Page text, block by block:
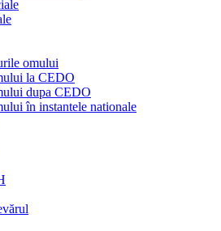
omului
la CEDO
dupa CEDO
în instantele nationale